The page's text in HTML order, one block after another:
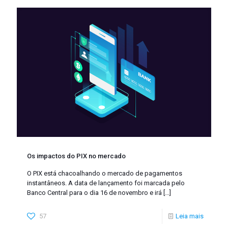
Os impactos do PIX no mercado
O PIX está chacoalhando o mercado de pagamentos
instantâneos. A data de lançamento foi marcada pelo
Banco Central para o dia 16 de novembro e irá […]
57 Leia mais